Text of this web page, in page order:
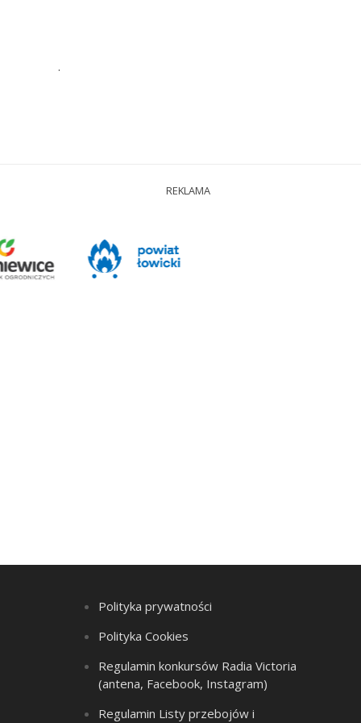
.
REKLAMA
Polityka prywatności
Polityka Cookies
Regulamin konkursów Radia Victoria
(antena, Facebook, Instagram)
Regulamin Listy przebojów i